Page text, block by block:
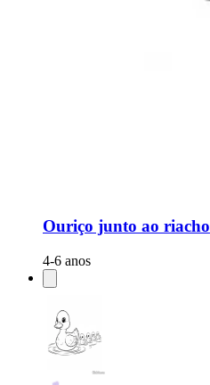
Ouriço junto ao riacho
4-6 anos